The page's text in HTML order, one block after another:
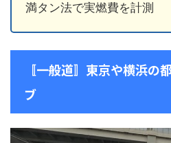
満タン法で実燃費を計測
〚一般道〛東京や横浜の
ブ